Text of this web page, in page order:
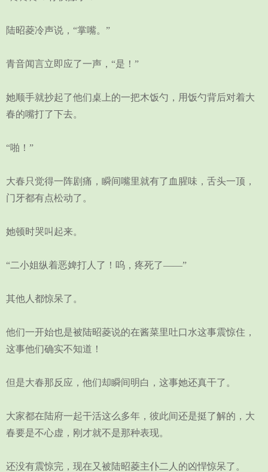
陆昭菱冷声说，“掌嘴。”
青音闻言立即应了一声，“是！”
她顺手就抄起了他们桌上的一把木饭勺，用饭勺背后对着大
春的嘴打了下去。
“啪！”
大春只觉得一阵剧痛，瞬间嘴里就有了血腥味，舌头一顶，
门牙都有点松动了。
她顿时哭叫起来。
“二小姐纵着恶婢打人了！呜，疼死了——”
其他人都惊呆了。
他们一开始也是被陆昭菱说的在酱菜里吐口水这事震惊住，
这事他们确实不知道！
但是大春那反应，他们却瞬间明白，这事她还真干了。
大家都在陆府一起干活这么多年，彼此间还是挺了解的，大
春要是不心虚，刚才就不是那种表现。
还没有震惊完，现在又被陆昭菱主仆二人的凶悍惊呆了。